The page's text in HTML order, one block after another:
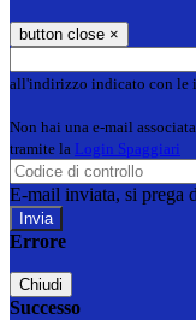
button close ×
all'indirizzo indicato con le
Non hai una e-mail
tramite la Login Spaggiari
E-mail inviata, si prega
Errore
Chiudi
Successo